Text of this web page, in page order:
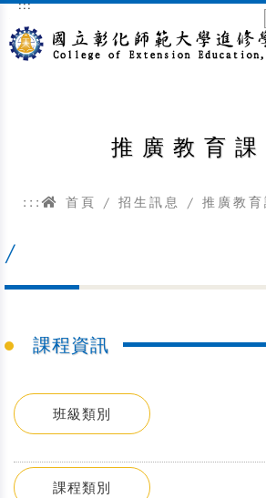
跳到主要內容區塊
:::
推廣教育課
::: 首頁 / 招生訊息 / 推廣教育
/
課程資訊
班級類別
課程類別